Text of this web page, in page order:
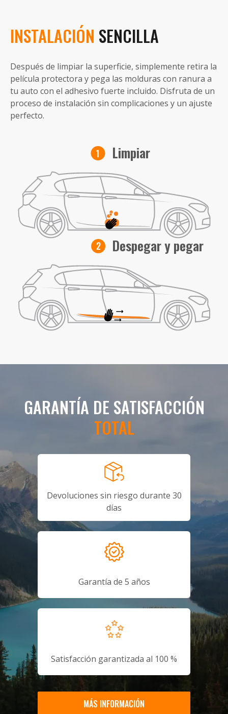
INSTALACIÓN SENCILLA
Después de limpiar la superficie, simplemente retira la
película protectora y pega las molduras con ranura a
tu auto con el adhesivo fuerte incluido. Disfruta de un
proceso de instalación sin complicaciones y un ajuste
perfecto.
Limpiar
Despegar y pegar
GARANTÍA DE SATISFACCIÓN
TOTAL
Devoluciones sin riesgo durante 30
días
Garantía de 5 años
Satisfacción garantizada al 100 %
MÁS INFORMACIÓN